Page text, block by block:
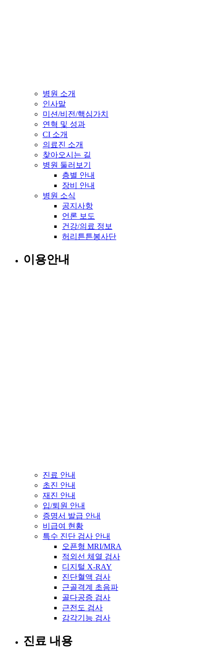
병원 소개
인사말
미션/비전/핵심가치
연혁 및 성과
CI 소개
의료진 소개
찾아오시는 길
병원 둘러보기
층별 안내
장비 안내
병원 소식
공지사항
언론 보도
건강/의료 정보
허리튼튼봉사단
이용안내
진료 안내
초진 안내
재진 안내
입/퇴원 안내
증명서 발급 안내
비급여 현황
특수 진단 검사 안내
오픈형 MRI/MRA
적외선 체열 검사
디지털 X-RAY
진단혈액 검사
근골격계 초음파
골다공증 검사
근전도 검사
감각기능 검사
진료 내용